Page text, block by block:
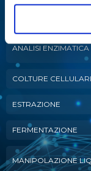
strumenti per
ANALISI ENZIMATICA
COLTURE CELLULARI
ESTRAZIONE
FERMENTAZIONE
MANIPOLAZIONE